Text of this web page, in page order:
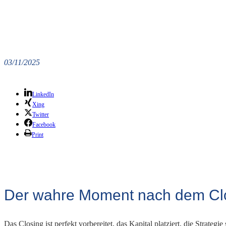
03/11/2025
LinkedIn
Xing
Twitter
Facebook
Print
Der wahre Moment nach dem
Das Closing ist perfekt vorbereitet, das Kapital platziert, die Strategie